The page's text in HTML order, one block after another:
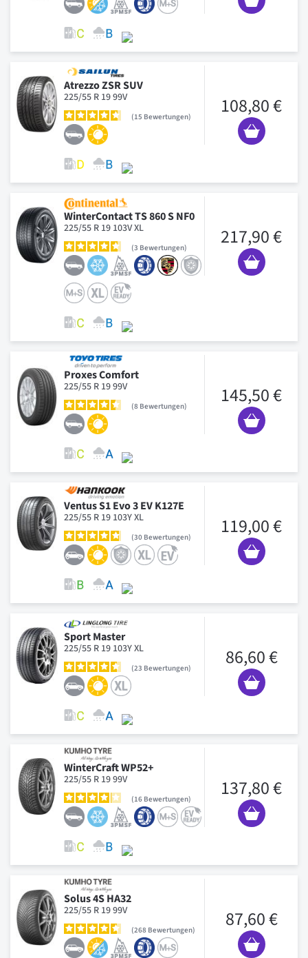
Atrezzo ZSR SUV
225/55 R 19 99V
15 Bewertungen 108,80 €
WinterContact TS 860 S NF0
225/55 R 19 103V XL
3 Bewertungen 217,90 €
Proxes Comfort
225/55 R 19 99V
8 Bewertungen 145,50 €
Ventus S1 Evo 3 EV K127E
225/55 R 19 103Y XL
30 Bewertungen 119,00 €
Sport Master
225/55 R 19 103Y XL
23 Bewertungen 86,60 €
WinterCraft WP52+
225/55 R 19 99V
16 Bewertungen 137,80 €
Solus 4S HA32
225/55 R 19 99V
268 Bewertungen 87,60 €